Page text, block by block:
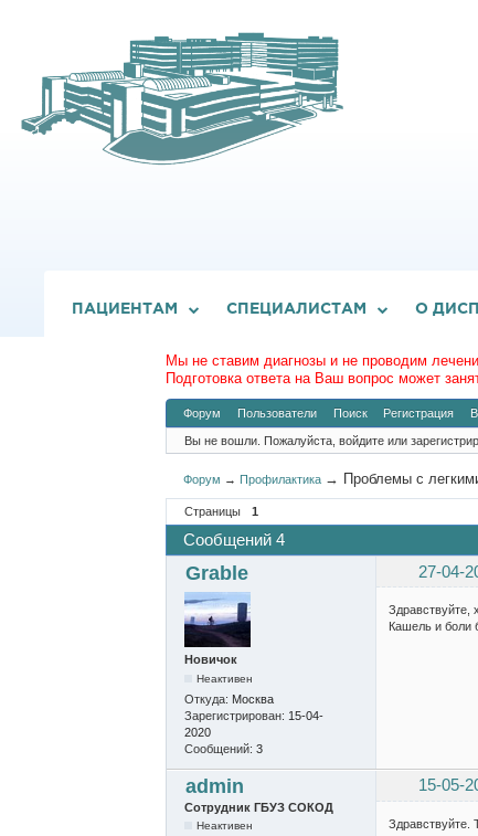
ПАЦИЕНТАМ СПЕЦИАЛИСТАМ О
Мы не ставим диагнозы и не проводим
Подготовка ответа на Ваш вопрос может
Форум Пользователи Поиск Регистрация
Вы не вошли. Пожалуйста, войдите или
Форум → Профилактика → Проблемы с
Страницы 1
Сообщений 4
Grable 27-04-
Новичок
Неактивен
Откуда: Москва
Зарегистрирован: 15-04-
2020
Сообщений: 3
Здравствуйте,
Кашель и боли
admin 15-05-
Сотрудник ГБУЗ СОКОД
Неактивен
Здравствуйте.